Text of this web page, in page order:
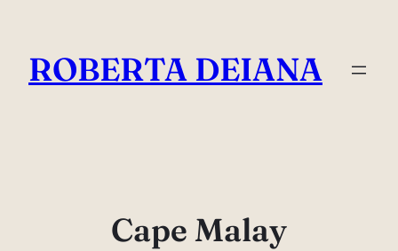
contenuto
ROBERTA DEIANA
Cape Malay